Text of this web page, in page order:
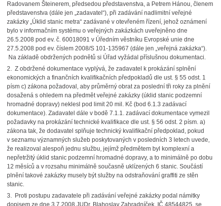
Radovanem Šteinerem, předsedou představenstva, a Petrem Hánou, členem
představenstva (dále jen „zadavatel“), při zadávání nadlimitní veřejné
zakázky „Úklid stanic metra“ zadávané v otevřeném řízení, jehož oznámení
bylo v informačním systému o veřejných zakázkách uveřejněno dne
26.5.2008 pod ev. č. 60018091 v Úředním věstníku Evropské unie dne
27.5.2008 pod ev. číslem 2008/S 101-135967 (dále jen „veřejná zakázka“).
Na základě obdržených podnětů si Úřad vyžádal příslušnou dokumentaci.
2. Z obdržené dokumentace vyplývá, že zadavatel k prokázání splnění
ekonomických a finančních kvalifikačních předpokladů dle ust. § 55 odst. 1
písm c) zákona požadoval, aby průměrný obrat za poslední tři roky za plnění
dosažená s ohledem na předmět veřejné zakázky (úklid stanic podzemní
hromadné dopravy) neklesl pod limit 20 mil. Kč (bod 6.1.3 zadávací
dokumentace). Zadavatel dále v bodě 7.1.1. zadávací dokumentace vymezil
požadavky na prokázání technické kvalifikace dle ust. § 56 odst. 2 písm. a)
zákona tak, že dodavatel splňuje technický kvalifikační předpoklad, pokud
v seznamu významných služeb poskytovaných v posledních 3 letech uvede,
že realizoval alespoň jednu službu, jejímž předmětem byl komplexní a
nepřetržitý úklid stanic podzemní hromadné dopravy, a to minimálně po dobu
12 měsíců a v rozsahu minimálně současně uklízených 6 stanic. Součástí
plnění takové zakázky musely být služby na odstraňování graffiti ze stěn
stanic.
3. Proti postupu zadavatele při zadávání veřejné zakázky podal námitky
dopisem ze dne 3.7.2008 JUDr. Blahoslav Zahradníček, IČ 48544825, se